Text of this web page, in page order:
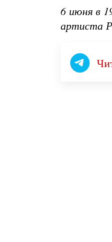
6 июня в
артиста